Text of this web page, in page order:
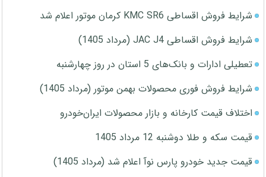
شرایط فروش اقساطی KMC SR6 کرمان موتور اعلام شد
شرایط فروش اقساطی JAC J4 (مرداد 1405)
تعطیلی ادارات و بانک‌های 5 استان در روز چهارشنبه
شرایط فروش فوری محصولات بهمن موتور (مرداد 1405)
اختلاف قیمت کارخانه و بازار محصولات ایران‌خودرو
قیمت سکه و طلا دوشنبه 12 مرداد 1405
قیمت جدید خودرو پارس نوآ اعلام شد (مرداد 1405)